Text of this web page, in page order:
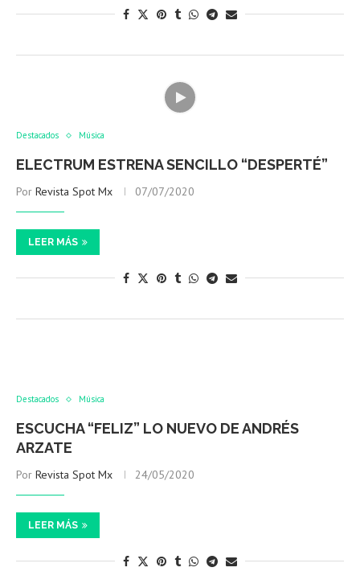
Destacados Música
ELECTRUM ESTRENA SENCILLO “DESPERTÉ”
Por Revista Spot Mx 07/07/2020
LEER MÁS
Destacados Música
ESCUCHA “FELIZ” LO NUEVO DE ANDRÉS
ARZATE
Por Revista Spot Mx 24/05/2020
LEER MÁS